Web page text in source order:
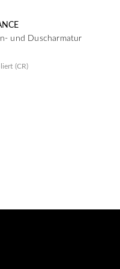
und Duscharmatur
(CR)